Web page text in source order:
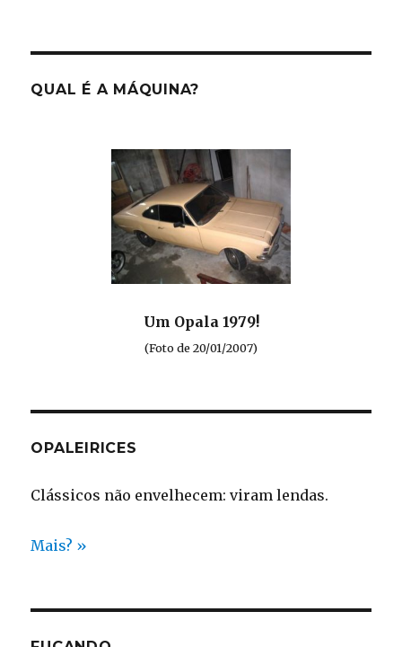
QUAL É A MÁQUINA?
Um Opala 1979!
(Foto de 20/01/2007)
OPALEIRICES
Clássicos não envelhecem: viram lendas.
Mais? »